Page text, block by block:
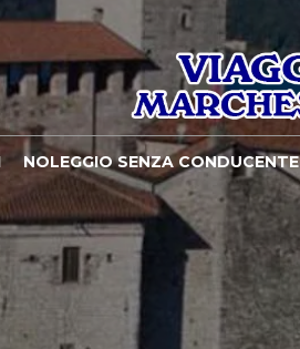
NOLEGGIO SENZA CONDUCENTE